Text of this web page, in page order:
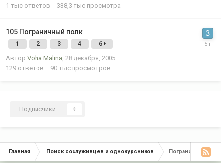
1 тыс ответов 338,3 тыс просмотра
105 Пограничный полк
1 2 3 4 6
Автор Voha Malina 28 декабря, 2005
129 ответов 90 тыс просмотров
Подписчики 0
Главная Поиск сослуживцев и однокурсников Пограничные